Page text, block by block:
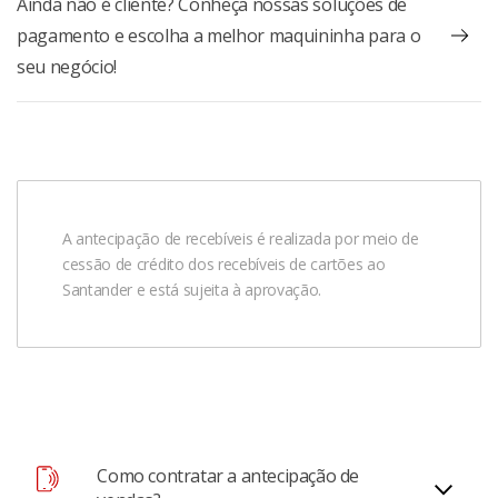
pagamento e escolha a melhor maquininha para o
seu negócio!
A antecipação de recebíveis é realizada por meio de
cessão de crédito dos recebíveis de cartões ao
Santander e está sujeita à aprovação.
Como contratar a antecipação de